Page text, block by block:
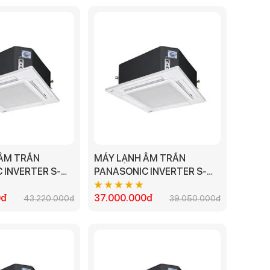
TRẦN
INVERTER S-
43PR1H5 -
43.220.000đ
MÁY LẠNH ÂM TRẦN
PANASONIC INVERTER S-
3448PU3H/U-34PR1H5 -
4.0HP
37.000.000đ 39.050.000đ